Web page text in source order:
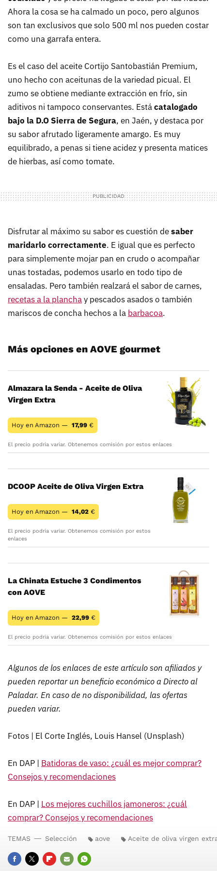
Ahora la cosa se ha calmado un poco, pero algunos
son tan exclusivos que solo 500 ml nos pueden costar
como una garrafa entera.
Es el caso del aceite Cortijo Santobastián Premium,
uno hecho con aceitunas de la variedad picual. El
zumo se obtiene mediante extracción en frío, sin
aditivos ni tampoco conservantes. Estácatalogado
bajo la D.O Sierra de Segura, en Jaén, y destaca por
su sabor afrutado ligeramente amargo. Es muy
equilibrado, a penas si tiene acidez y presenta matices
de hierbas, así como tomate.
Disfrutar al máximo su sabor es cuestión desaber
maridarlo correctamente. E igual que es perfecto
para simplemente mojar pan en crudo o acompañar
unas tostadas, podemos usarlo en todo tipo de
ensaladas. Pero también realzará el sabor de carnes,
recetas a la planchay pescados asados o también
mariscos de concha hechos a la barbacoa.
Más opciones en AOVE gourmet
Almazara la Senda - Aceite de Oliva
Virgen Extra
Hoy en Amazon — 17,99 €
El precio podría variar. Obtenemos comisión por estos enlaces
DCOOP Aceite de Oliva Virgen Extra
Hoy en Amazon — 14,02 €
El precio podría variar. Obtenemos comisión por estos
enlaces
La Chinata Estuche 3 Condimentos
con AOVE
Hoy en Amazon — 22,99 €
El precio podría variar. Obtenemos comisión por estos enlaces
Algunos de los enlaces de este artículo son afiliados y
pueden reportar un beneficio económico a Directo al
Paladar. En caso de no disponibilidad, las ofertas
pueden variar.
Fotos | El Corte Inglés, Louis Hansel (Unsplash)
En DAP | Batidoras de vaso: ¿cuál es mejor comprar?
Consejos y recomendaciones
En DAP | Los mejores cuchillos jamoneros: ¿cuál
comprar? Consejos y recomendaciones
TEMAS Selección aove Aceite de oliva virgen